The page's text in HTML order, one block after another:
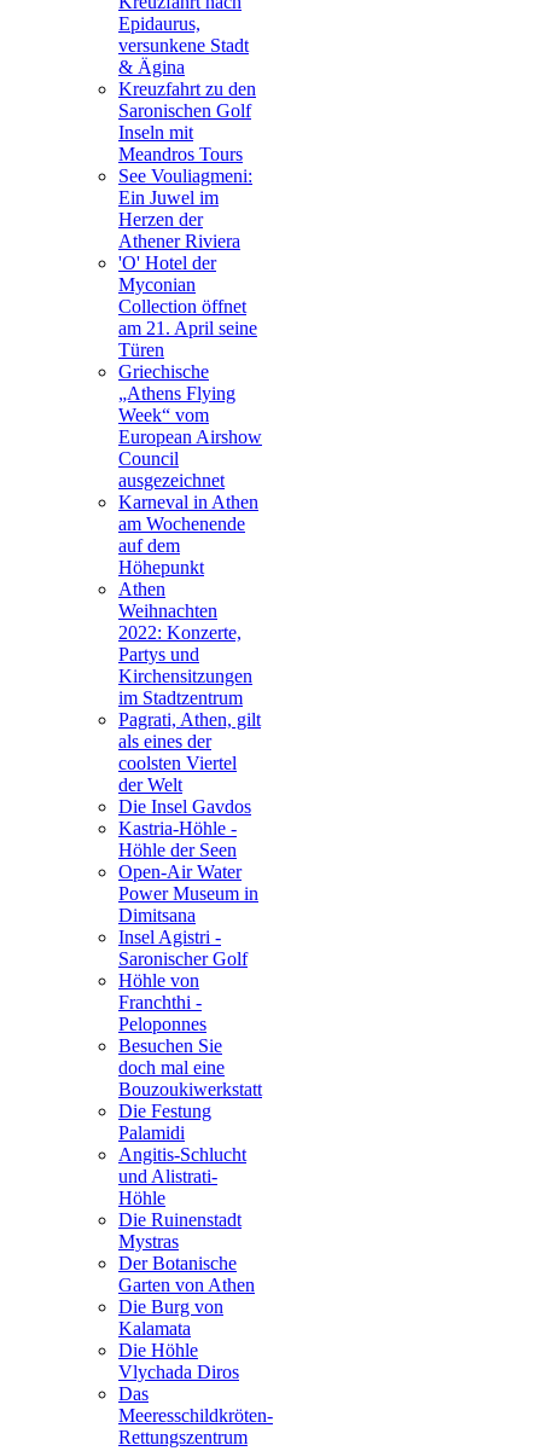
Epidaurus,
versunkene Stadt
& Ägina
Kreuzfahrt zu den
Saronischen Golf
Inseln mit
Meandros Tours
See Vouliagmeni:
Ein Juwel im
Herzen der
Athener Riviera
'O' Hotel der
Myconian
Collection öffnet
am 21. April seine
Türen
Griechische
„Athens Flying
Week“ vom
European Airshow
Council
ausgezeichnet
Karneval in Athen
am Wochenende
auf dem
Höhepunkt
Athen
Weihnachten
2022: Konzerte,
Partys und
Kirchensitzungen
im Stadtzentrum
Pagrati, Athen, gilt
als eines der
coolsten Viertel
der Welt
Die Insel Gavdos
Kastria-Höhle -
Höhle der Seen
Open-Air Water
Power Museum in
Dimitsana
Insel Agistri -
Saronischer Golf
Höhle von
Franchthi -
Peloponnes
Besuchen Sie
doch mal eine
Bouzoukiwerkstatt
Die Festung
Palamidi
Angitis-Schlucht
und Alistrati-
Höhle
Die Ruinenstadt
Mystras
Der Botanische
Garten von Athen
Die Burg von
Kalamata
Die Höhle
Vlychada Diros
Das
Meeresschildkröten-
Rettungszentrum